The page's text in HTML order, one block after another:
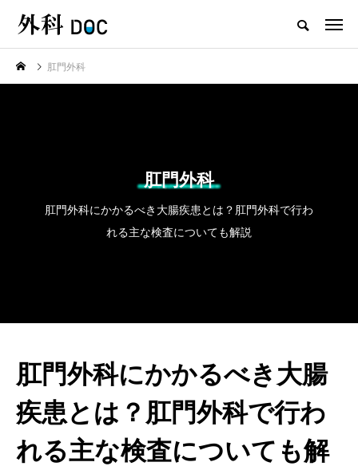
TOP 肛門外科
注目のトピック
肛門外科
肛門外科
肛門外科にかかるべき大腸疾患とは？肛門外科で行わ
れる主な検査についても解説
肛門外科にかかるべき大腸
疾患とは？肛門外科で行わ
れる主な検査についても解